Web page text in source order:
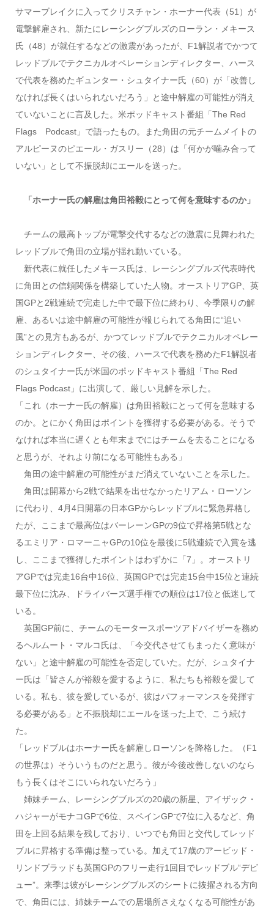
サマーブレイクに入ってクリスチャン・ホーナー代表（51）が
電撃解雇され、新たにレーシングブルズのローラン・メキース
氏（48）が就任するなどの激震があったが、F1解説者でかつて
レッドブルでテクニカルオペレーションディレクター、ハース
で代表を務めたギュンター・シュタイナー氏（60）が「改善し
なければ長くはいられないだろう」と途中解雇の可能性が消え
ていないことに言及した。米ポッドキャスト番組「The Red
Flags Podcast」で語ったもの。また角田の元チームメイトの
アルピーヌのピエール・ガスリー（28）は「何かが噛み合って
いない」として不振脱却にエールを送った。
「ホーナー氏の解雇は角田裕毅にとって何を意味するのか」
チームの最高トップが電撃交代するなどの激震に見舞われた
レッドブルで角田の立場が揺れ動いている。
新代表に就任したメキース氏は、レーシングブルズ代表時代
に角田との信頼関係を構築していた人物。オーストリアGP、英
国GPと2戦連続で完走した中で最下位に終わり、今季限りの解
雇、あるいは途中解雇の可能性が報じられてる角田に“追い
風”との見方もあるが、かつてレッドブルでテクニカルオペレー
ションディレクター、その後、ハースで代表を務めたF1解説者
のシュタイナー氏が米国のポッドキャスト番組「The Red
Flags Podcast」に出演して、厳しい見解を示した。
「これ（ホーナー氏の解雇）は角田裕毅にとって何を意味する
のか。とにかく角田はポイントを獲得する必要がある。そうで
なければ本当に遅くとも年末までにはチームを去ることになる
と思うが、それより前になる可能性もある」
角田の途中解雇の可能性がまだ消えていないことを示した。
角田は開幕から2戦で結果を出せなかったリアム・ローソン
に代わり、4月4日開幕の日本GPからレッドブルに緊急昇格し
たが、ここまで最高位はバーレーンGPの9位で昇格第5戦とな
るエミリア・ロマーニャGPの10位を最後に5戦連続で入賞を逃
し、ここまで獲得したポイントはわずかに「7」。オーストリ
アGPでは完走16台中16位、英国GPでは完走15台中15位と連続
最下位に沈み、ドライバーズ選手権での順位は17位と低迷して
いる。
英国GP前に、チームのモータースポーツアドバイザーを務め
るヘルムート・マルコ氏は、「今交代させてもまったく意味が
ない」と途中解雇の可能性を否定していた。だが、シュタイナ
ー氏は「皆さんが裕毅を愛するように、私たちも裕毅を愛して
いる。私も、彼を愛しているが、彼はパフォーマンスを発揮す
る必要がある」と不振脱却にエールを送った上で、こう続け
た。
「レッドブルはホーナー氏を解雇しローソンを降格した。（F1
の世界は）そういうものだと思う。彼が今後改善しないのなら
もう長くはそこにいられないだろう」
姉妹チーム、レーシングブルズの20歳の新星、アイザック・
ハジャーがモナコGPで6位、スペインGPで7位に入るなど、角
田を上回る結果を残しており、いつでも角田と交代してレッド
ブルに昇格する準備は整っている。加えて17歳のアービッド・
リンドブラッドも英国GPのフリー走行1回目でレッドブル“デビ
ュー”。来季は彼がレーシングブルズのシートに抜擢される方向
で、角田には、姉妹チームでの居場所さえなくなる可能性があ